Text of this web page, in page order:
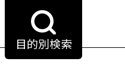
目的別検索